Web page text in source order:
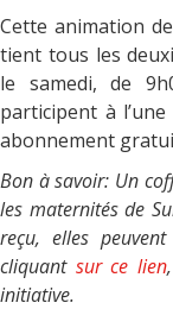
Cette animation
tient tous les
le samedi, de
participent à
abonnement
Bon à savoir: Un
les maternités de
reçu, elles
cliquant sur ce lien
initiative.